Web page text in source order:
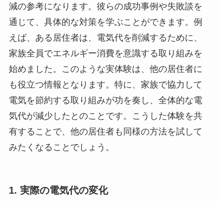
減の参考になります。彼らの成功事例や失敗談を
通じて、具体的な対策を学ぶことができます。例
えば、ある居住者は、電気代を削減するために、
家族全員でエネルギー消費を意識する取り組みを
始めました。このような実体験は、他の居住者に
も役立つ情報となります。特に、家族で協力して
電気を節約する取り組みが功を奏し、全体的な電
気代が減少したとのことです。こうした体験を共
有することで、他の居住者も同様の方法を試して
みたくなることでしょう。
1. 実際の電気代の変化